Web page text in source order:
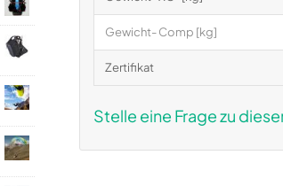
Gewicht- Comp [kg]
Zertifikat
Stelle eine Frage zu